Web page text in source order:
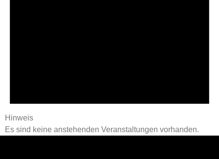
Hinweis
Es sind keine anstehenden Veranstaltungen vorhanden.